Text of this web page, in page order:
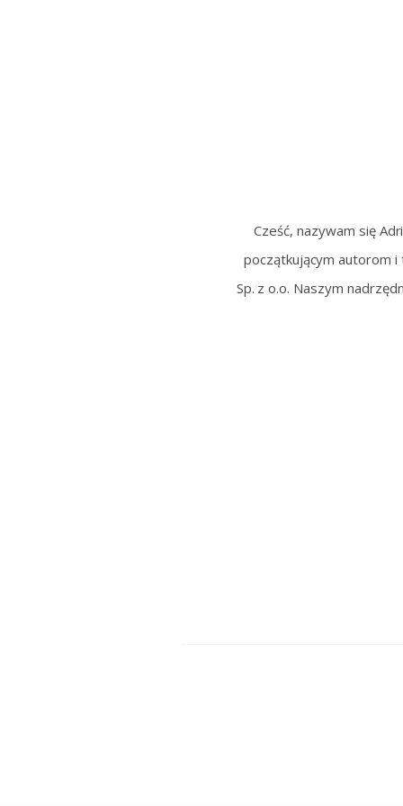
Cześć, nazywam się
początkującym autorom
Sp. z o.o. Naszym